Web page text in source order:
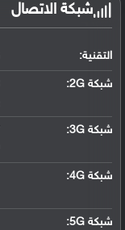
شبكة الاتصال
التقنية:
شبكة 2G:
شبكة 3G :
شبكة 4G :
شبكة 5G :